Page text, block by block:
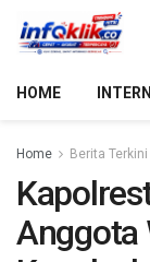
HOME
Home Berita Terkini
Anggota